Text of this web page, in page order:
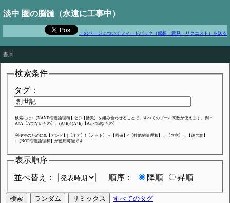
淡中 圏の脳髄（永遠に工事中）
このページについてフィードバック（感想・意見・リクエスト）を送る
書庫
検索条件
タグ：
検索には↑【NAND否定論理積】と()【括弧】を組み合わせることで、すべてのブール関数が使えます。例：
A↑A【Aでないもの】、(A↑B)↑(A↑B)【AかつBなもの】
利便性のために&【アンド】|【オア】!【ノット】⇔【同値】^【排他的論理和】→【含意】←【逆含意】
↓【NOR否定論理和】が使用可能です
表示順序
並べ替え：
順序： 降順 昇順
すべてのタグ